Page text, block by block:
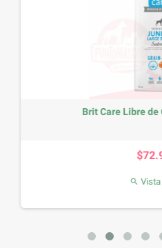
Brit Care Libre de
Vista